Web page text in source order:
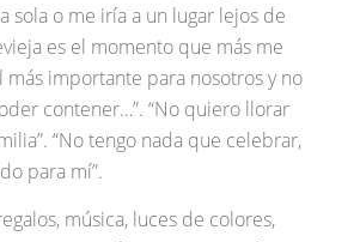
sola o me iría a un lugar lejos de
es el momento que más me
más importante para nosotros y no
contener…”. “No quiero llorar
“No tengo nada que celebrar,
para mí”.
música, luces de colores,